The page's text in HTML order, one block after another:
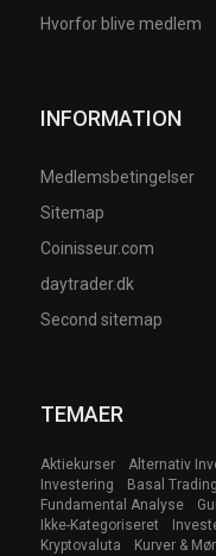
Hvorfor blive medlem
INFORMATION
Medlemsbetingelser
Sitemap
Coinisseur.com
daytrader.dk
Second sitemap
TEMAER
Aktiekurser Alternativ
Investering
Basal Trading
Fundamental Analyse
Ikke-Kategoriseret
Kryptovaluta
Kurver &